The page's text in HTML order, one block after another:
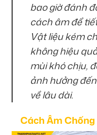
bao giờ đánh
cách âm để
Vật liệu kém
không hiệu
mùi khó chịu,
ảnh hưởng
về lâu dài.
Cách Âm